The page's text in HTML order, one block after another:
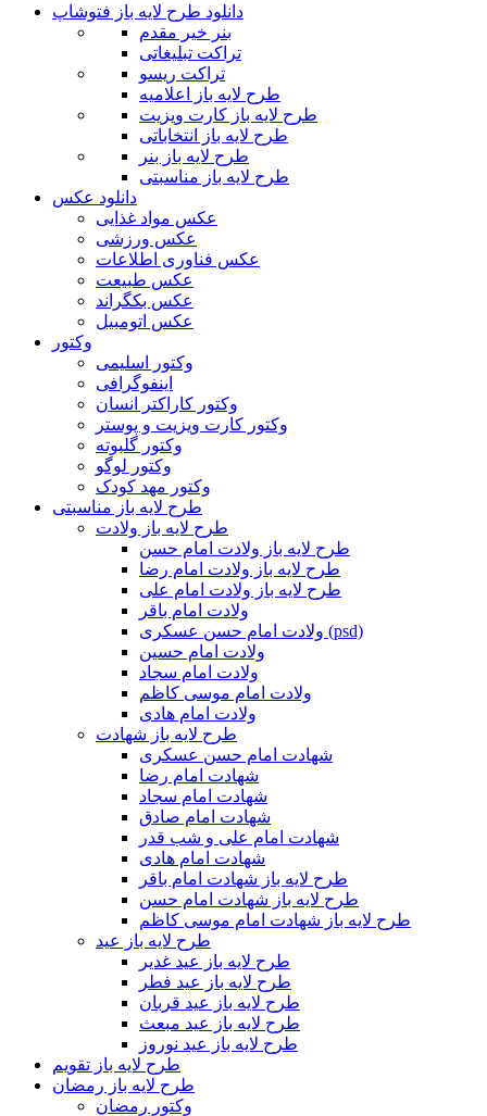
دانلود طرح لایه باز فتوشاپ
بنر خیر مقدم
تراکت تبلیغاتی
تراکت ریسو
طرح لایه باز اعلامیه
طرح لایه باز کارت ویزیت
طرح لایه باز انتخاباتی
طرح لایه باز بنر
طرح لایه باز مناسبتی
دانلود عکس
عکس مواد غذایی
عکس ورزشی
عکس فناوری اطلاعات
عکس طبیعت
عکس بکگراند
عکس اتومبیل
وکتور
وکتور اسلیمی
اینفوگرافی
وکتور کاراکتر انسان
وکتور کارت ویزیت و پوستر
وکتور گلبوته
وکتور لوگو
وکتور مهد کودک
طرح لایه باز مناسبتی
طرح لایه باز ولادت
طرح لایه باز ولادت امام حسن
طرح لایه باز ولادت امام رضا
طرح لایه باز ولادت امام علی
ولادت امام باقر
ولادت امام حسن عسکری (psd)
ولادت امام حسین
ولادت امام سجاد
ولادت امام موسی کاظم
ولادت امام هادی
طرح لایه باز شهادت
شهادت امام حسن عسکری
شهادت امام رضا
شهادت امام سجاد
شهادت امام صادق
شهادت امام علی و شب قدر
شهادت امام هادی
طرح لایه باز شهادت امام باقر
طرح لایه باز شهادت امام حسن
طرح لایه باز شهادت امام موسی کاظم
طرح لایه باز عید
طرح لایه باز عید غدیر
طرح لایه باز عید فطر
طرح لایه باز عید قربان
طرح لایه باز عید مبعث
طرح لایه باز عید نوروز
طرح لایه باز تقویم
طرح لایه باز رمضان
وکتور رمضان